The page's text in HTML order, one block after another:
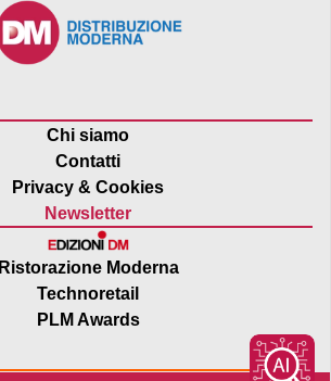
Chi siamo
Contatti
Privacy & Cookies
Newsletter
Ristorazione Moderna
Technoretail
PLM Awards